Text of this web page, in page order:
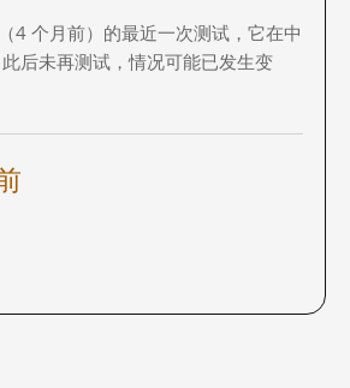
4 个月前）的最近一次测试，它在中
后未再测试，情况可能已发生变